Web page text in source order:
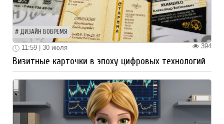
ДИЗАЙН ВОВРЕМЯ
394
11:59 | 30 июля
Визитные карточки в эпоху цифровых технологий